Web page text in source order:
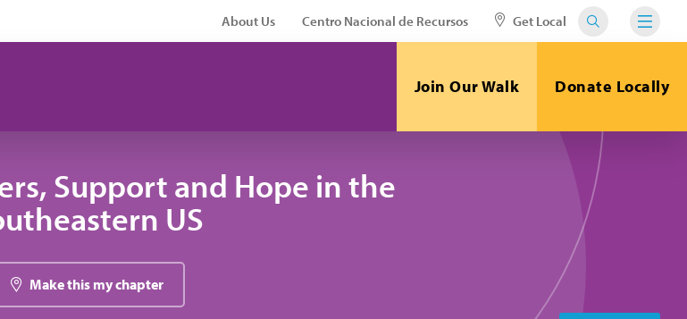
About Us Centro Nacional de Recursos Get Local
Join Our Walk Donate Locally
Support and Hope in the
US
Make this my chapter